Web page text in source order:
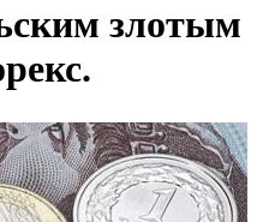
злотым